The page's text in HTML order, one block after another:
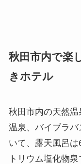
秋田市内で楽
きホテル
秋田市内の天然
温泉、バイブラ
いて、露天風呂
トリウム塩化物